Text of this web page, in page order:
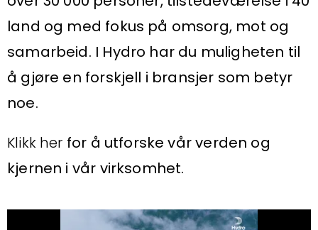
land og med fokus på omsorg, mot og
samarbeid. I Hydro har du muligheten til
å gjøre en forskjell i bransjer som betyr
noe.
Klikk her for å utforske vår verden og
kjernen i vår virksomhet.